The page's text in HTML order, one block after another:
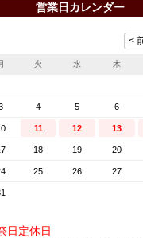
営業日カレンダー
日定休日